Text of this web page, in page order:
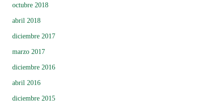
octubre 2018
abril 2018
diciembre 2017
marzo 2017
diciembre 2016
abril 2016
diciembre 2015